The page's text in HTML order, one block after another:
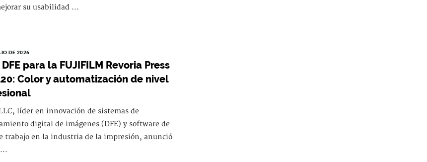
su usabilidad ...
DE 2026
para la FUJIFILM Revoria Press
Color y automatización de nivel
líder en innovación de sistemas de
digital de imágenes (DFE) y software de
trabajo en la industria de la impresión, anunció